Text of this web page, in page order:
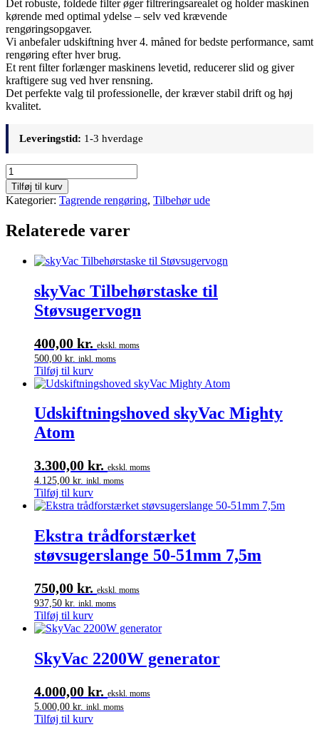
Det robuste, foldede filter øger filtreringsarealet og holder maskinen
kørende med optimal ydelse – selv ved krævende
rengøringsopgaver.
Vi anbefaler udskiftning hver 4. måned for bedste performance, samt
rengøring efter hver brug.
Et rent filter forlænger maskinens levetid, reducerer slid og giver
kraftigere sug ved hver rensning.
Det perfekte valg til professionelle, der kræver stabil drift og høj
kvalitet.
Leveringstid: 1-3 hverdage
SkyVac
udskiftningsfilter
antal
Tilføj til kurv
Kategorier: Tagrende rengøring, Tilbehør ude
Relaterede varer
skyVac Tilbehørstaske til
Støvsugervogn
400,00 kr. ekskl. moms
500,00 kr. inkl. moms
Tilføj til kurv
Udskiftningshoved skyVac Mighty
Atom
3.300,00 kr. ekskl. moms
4.125,00 kr. inkl. moms
Tilføj til kurv
Ekstra trådforstærket
støvsugerslange 50-51mm 7,5m
750,00 kr. ekskl. moms
937,50 kr. inkl. moms
Tilføj til kurv
SkyVac 2200W generator
4.000,00 kr. ekskl. moms
5.000,00 kr. inkl. moms
Tilføj til kurv